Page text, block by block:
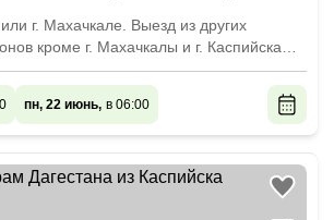
или г. Махачкале. Выезд из других
кроме г. Махачкалы и г. Каспийска
по договоренности.
пн, 22 июнь, в 06:00